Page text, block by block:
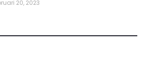
20, 2023